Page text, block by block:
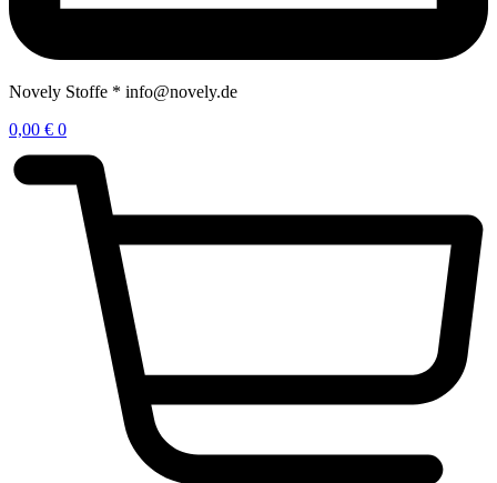
Novely Stoffe * info@novely.de
0,00 € 0